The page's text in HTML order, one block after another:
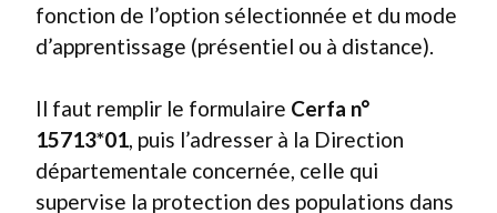
fonction de l’option sélectionnée et du mode
d’apprentissage (présentiel ou à distance).
Il faut remplir le formulaire Cerfa n°
15713*01, puis l’adresser à la Direction
départementale concernée, celle qui
supervise la protection des populations dans